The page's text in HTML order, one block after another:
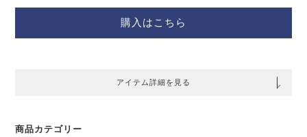
購入はこちら
アイテム詳細を見る
商品カテゴリー